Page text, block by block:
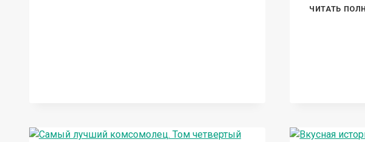
ЧИТАТЬ